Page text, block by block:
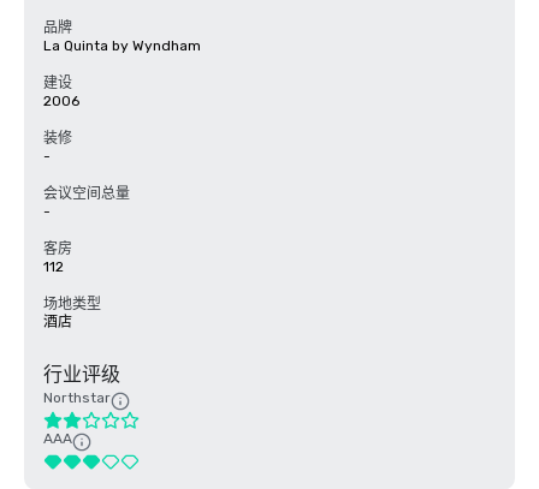
品牌
La Quinta by Wyndham
建设
2006
装修
-
会议空间总量
-
客房
112
场地类型
酒店
行业评级
Northstar
AAA